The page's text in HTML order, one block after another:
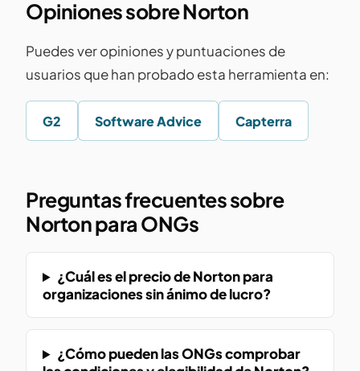
Opiniones sobre Norton
Puedes ver opiniones y puntuaciones de
usuarios que han probado esta herramienta en:
G2 Software Advice Capterra
Preguntas frecuentes sobre
Norton para ONGs
¿Cuál es el precio de Norton para
organizaciones sin ánimo de lucro?
¿Cómo pueden las ONGs comprobar